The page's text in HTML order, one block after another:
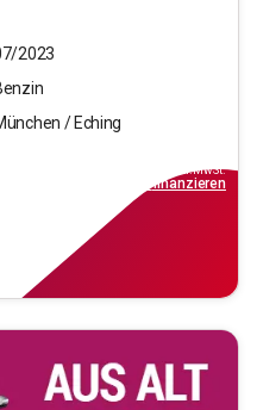
2023
/ Eching
inkl.MwSt.
finanzieren